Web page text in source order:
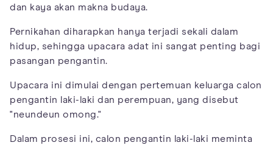
dan kaya akan makna budaya.
Pernikahan diharapkan hanya terjadi sekali dalam
hidup, sehingga upacara adat ini sangat penting bagi
pasangan pengantin.
Upacara ini dimulai dengan pertemuan keluarga calon
pengantin laki-laki dan perempuan, yang disebut
"neundeun omong."
Dalam prosesi ini, calon pengantin laki-laki meminta